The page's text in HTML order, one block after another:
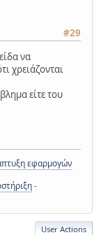
#29
να
χρειάζονται
είτε του
εφαρμογών
-
User Actions